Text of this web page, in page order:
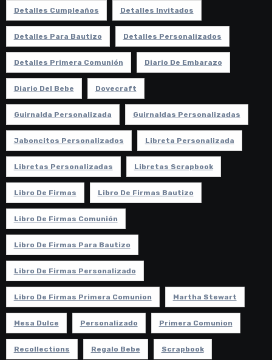
Detalles Cumpleaños Detalles Invitados
Detalles Para Bautizo Detalles Personalizados
Detalles Primera Comunión Diario De Embarazo
Diario Del Bebe Dovecraft
Guirnalda Personalizada Guirnaldas Personalizadas
Jaboncitos Personalizados Libreta Personalizada
Libretas Personalizadas Libretas Scrapbook
Libro De Firmas Libro De Firmas Bautizo
Libro De Firmas Comunión
Libro De Firmas Para Bautizo
Libro De Firmas Personalizado
Libro De Firmas Primera Comunion Martha Stewart
Mesa Dulce Personalizado Primera Comunion
Recollections Regalo Bebe Scrapbook